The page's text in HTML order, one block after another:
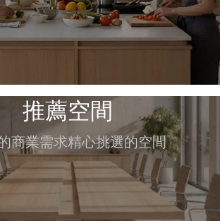
推薦空間
商業需求精心挑選的空間